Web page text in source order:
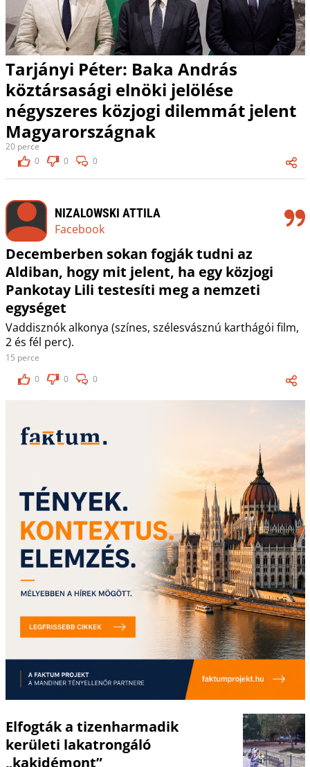
Tarjányi Péter: Baka András
köztársasági elnöki jelölése
négyszeres közjogi dilemmát jelent
Magyarországnak
20 perce
0
0 0
NIZALOWSKI ATTILA
Facebook
Decemberben sokan fogják tudni az
Aldiban, hogy mit jelent, ha egy közjogi
Pankotay Lili testesíti meg a nemzeti
egységet
Vaddisznók alkonya (színes, szélesvásznú karthágói film,
2 és fél perc).
15 perce
0
0 0
Elfogták a tizenharmadik
kerületi lakatrongáló
„kakidémont”